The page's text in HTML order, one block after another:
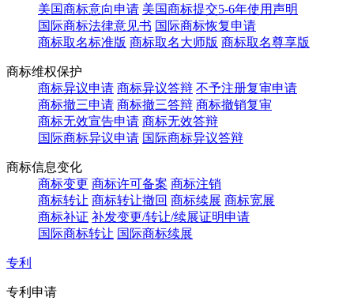
美国商标意向申请 美国商标提交5-6年使用声明
国际商标法律意见书 国际商标恢复申请
商标取名标准版 商标取名大师版 商标取名尊享版
商标维权保护
商标异议申请 商标异议答辩 不予注册复审申请
商标撤三申请 商标撤三答辩 商标撤销复审
商标无效宣告申请 商标无效答辩
国际商标异议申请 国际商标异议答辩
商标信息变化
商标变更 商标许可备案 商标注销
商标转让 商标转让撤回 商标续展 商标宽展
商标补证 补发变更/转让/续展证明申请
国际商标转让 国际商标续展
专利
专利申请